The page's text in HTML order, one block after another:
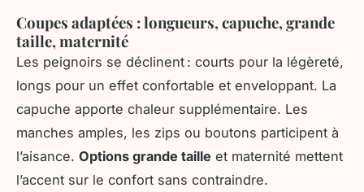
Coupes adaptées : longueurs, capuche, grande
taille, maternité
Les peignoirs se déclinent : courts pour la légèreté,
longs pour un effet confortable et enveloppant. La
capuche apporte chaleur supplémentaire. Les
manches amples, les zips ou boutons participent à
l’aisance. Options grande taille et maternité mettent
l’accent sur le confort sans contraindre.